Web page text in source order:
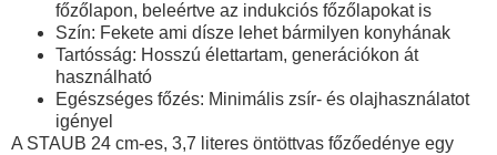
főzőlapon, beleértve az indukciós főzőlapokat is
Szín: Fekete ami dísze lehet bármilyen konyhának
Tartósság: Hosszú élettartam, generációkon át
használható
Egészséges főzés: Minimális zsír- és olajhasználatot
igényel
A STAUB 24 cm-es, 3,7 literes öntöttvas főzőedénye egy